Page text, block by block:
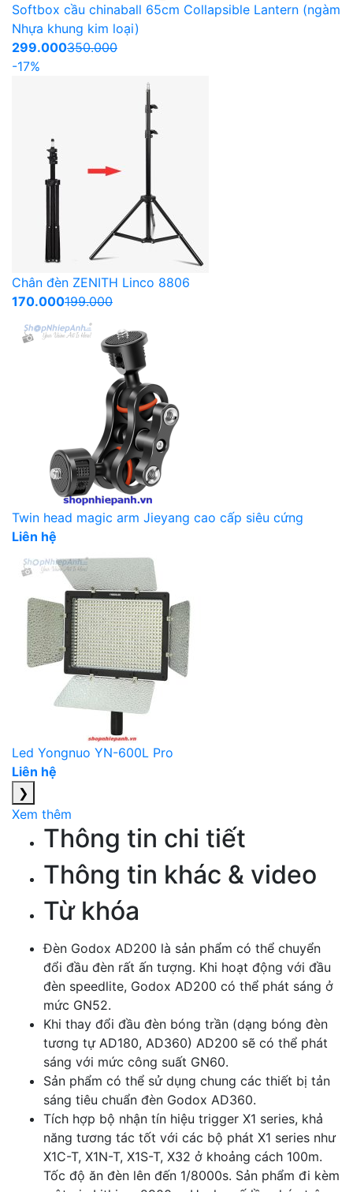
Softbox cầu chinaball 65cm Collapsible Lantern (ngàm
Nhựa khung kim loại)
299.000350.000
-17%
Chân đèn ZENITH Linco 8806
170.000199.000
Twin head magic arm Jieyang cao cấp siêu cứng
Liên hệ
Led Yongnuo YN-600L Pro
Liên hệ
❯
Xem thêm
Thông tin chi tiết
Thông tin khác & video
Từ khóa
Đèn Godox AD200 là sản phẩm có thể chuyển
đổi đầu đèn rất ấn tượng. Khi hoạt động với đầu
đèn speedlite, Godox AD200 có thể phát sáng ở
mức GN52.
Khi thay đổi đầu đèn bóng trần (dạng bóng đèn
tương tự AD180, AD360) AD200 sẽ có thể phát
sáng với mức công suất GN60.
Sản phẩm có thể sử dụng chung các thiết bị tản
sáng tiêu chuẩn đèn Godox AD360.
Tích hợp bộ nhận tín hiệu trigger X1 series, khả
năng tương tác tốt với các bộ phát X1 series như
X1C-T, X1N-T, X1S-T, X32 ở khoảng cách 100m.
Tốc độ ăn đèn lên đến 1/8000s. Sản phẩm đi kèm